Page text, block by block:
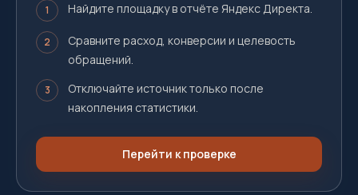
1 Найдите площадку в отчёте Яндекс Директа.
2
Сравните расход, конверсии и целевость
обращений.
3
Отключайте источник только после
накопления статистики.
Перейти к проверке